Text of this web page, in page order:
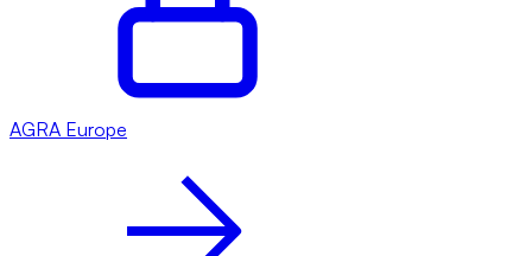
AGRA Europe